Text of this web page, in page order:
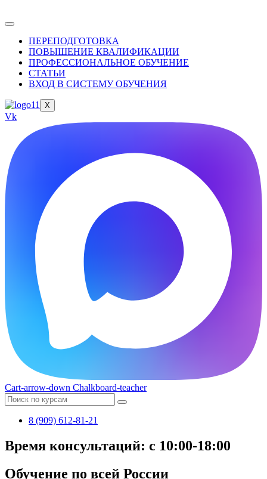
ПЕРЕПОДГОТОВКА
ПОВЫШЕНИЕ КВАЛИФИКАЦИИ
ПРОФЕССИОНАЛЬНОЕ ОБУЧЕНИЕ
СТАТЬИ
ВХОД В СИСТЕМУ ОБУЧЕНИЯ
X
Vk
Cart-arrow-down Chalkboard-teacher
8 (909) 612-81-21
Время консультаций: с 10:00-18:00
Обучение по всей России